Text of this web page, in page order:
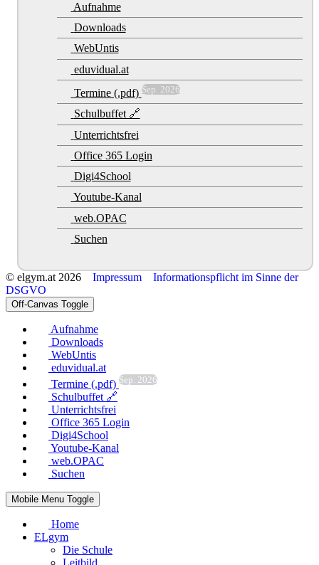
Aufnahme
Downloads
WebUntis
eduvidual.at
Termine (.pdf) Sep. 2026
Schulbuffet 🔗
Unterrichtsfrei
Office 365 Login
Digi4School
Youtube-Kanal
web.OPAC
Suchen
© elgym.at 2026 Impressum
Informationspflicht im Sinne der
DSGVO
Off-Canvas Toggle
Aufnahme
Downloads
WebUntis
eduvidual.at
Termine (.pdf) Sep. 2026
Schulbuffet 🔗
Unterrichtsfrei
Office 365 Login
Digi4School
Youtube-Kanal
web.OPAC
Suchen
Mobile Menu Toggle
Home
ELgym
Die Schule
Leitbild